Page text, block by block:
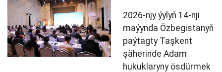
2026-njy ýylyň 14-nji
maýynda Özbegistanyň
paýtagty Taşkent
şäherinde Adam
hukuklaryny ösdürmek